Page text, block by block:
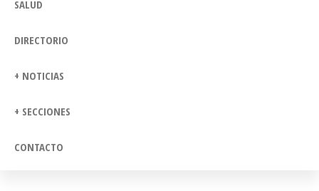
SALUD
DIRECTORIO
+ NOTICIAS
+ SECCIONES
CONTACTO